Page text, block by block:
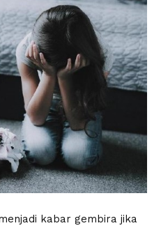
kabar gembira jika